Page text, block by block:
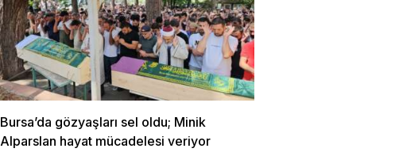
Bursa’da gözyaşları sel oldu; Minik
Alparslan hayat mücadelesi veriyor